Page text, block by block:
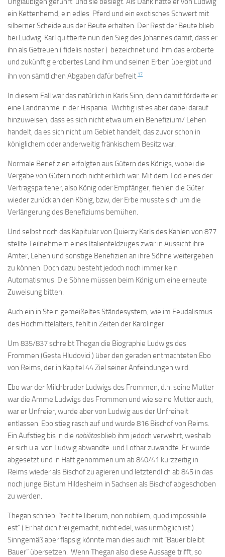
ein Kettenhemd, ein edles Pferd und ein exotisches Schwert mit
silberner Scheide aus der Beute erhalten. Der Rest der Beute blieb
bei Ludwig. Karl quittierte nun den Sieg des Johannes damit, dass er
ihn als Getreuen ( fidelis noster ) bezeichnet und ihm das eroberte
und zukünftig erobertes Land ihm und seinen Erben übergibt und
ihn von sämtlichen Abgaben dafür befreit.17
In diesem Fall war das natürlich in Karls Sinn, denn damit förderte er
eine Landnahme in der Hispania. Wichtig ist es aber dabei darauf
hinzuweisen, dass es sich nicht etwa um ein Benefizium/ Lehen
handelt, da es sich nicht um Gebiet handelt, das zuvor schon in
königlichem oder anderweitig fränkischem Besitz war.
Normale Benefizien erfolgten aus Gütern des Königs, wobei die
Vergabe von Gütern noch nicht erblich war. Mit dem Tod eines der
Vertragspartener, also König oder Empfänger, fiehlen die Güter
wieder zurück an den König, bzw, der Erbe musste sich um die
Verlängerung des Benefiziums bemühen.
Und selbst noch das Kapitular von Quierzy Karls des Kahlen von 877
stellte Teilnehmern eines Italienfeldzuges zwar in Aussicht ihre
Ämter, Lehen und sonstige Benefizien an ihre Söhne weitergeben
zu können. Doch dazu besteht jedoch noch immer kein
Automatismus. Die Söhne müssen beim König um eine erneute
Zuweisung bitten.
Auch ein in Stein gemeißeltes Ständesystem, wie im Feudalismus
des Hochmittelalters, fehlt in Zeiten der Karolinger.
Um 835/837 schreibt Thegan die Biographie Ludwigs des
Frommen (Gesta Hludovici ) über den geraden entmachteten Ebo
von Reims, der in Kapitel 44Ziel seiner Anfeindungen wird.
Ebo war der Milchbruder Ludwigs des Frommen, d.h. seine Mutter
war die Amme Ludwigs des Frommen und wie seine Mutter auch,
war er Unfreier, wurde aber von Ludwig aus der Unfreiheit
entlassen. Ebo stieg rasch auf und wurde 816 Bischof von Reims.
Ein Aufstieg bis in die nobilitasblieb ihm jedoch verwehrt, weshalb
er sich u.a. von Ludwig abwandte und Lothar zuwandte. Er wurde
abgesetzt und in Haft genommen um ab 840/41 kurzzeitig in
Reims wieder als Bischof zu agieren und letztendlich ab 845 in das
noch junge Bistum Hildesheim in Sachsen als Bischof abgeschoben
zu werden.
Thegan schrieb: “fecit te liberum, non nobilem, quod impossibile
est” ( Er hat dich frei gemacht, nicht edel, was unmöglich ist ) .
Sinngemäß aber flapsig könnte man dies auch mit “Bauer bleibt
Bauer” übersetzen. Wenn Thegan also diese Aussage trifft, so